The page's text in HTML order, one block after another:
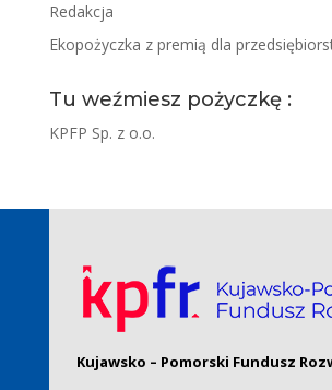
Redakcja
Ekopożyczka z premią dla
Tu weźmiesz pożyczkę :
KPFP Sp. z o.o.
Kujawsko – Pomorski Fundusz